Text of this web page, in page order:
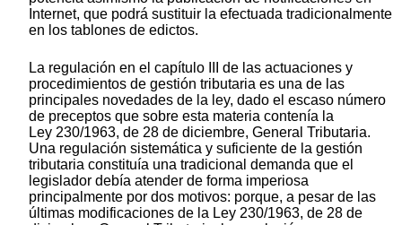
Internet, que podrá sustituir la efectuada tradicionalmente
en los tablones de edictos.
La regulación en el capítulo III de las actuaciones y
procedimientos de gestión tributaria es una de las
principales novedades de la ley, dado el escaso número
de preceptos que sobre esta materia contenía la
Ley 230/1963, de 28 de diciembre, General Tributaria.
Una regulación sistemática y suficiente de la gestión
tributaria constituía una tradicional demanda que el
legislador debía atender de forma imperiosa
principalmente por dos motivos: porque, a pesar de las
últimas modificaciones de la Ley 230/1963, de 28 de